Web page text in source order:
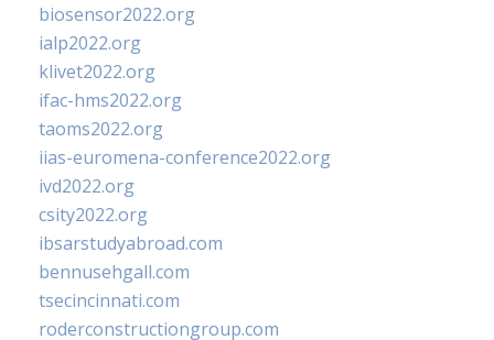
biosensor2022.org
ialp2022.org
klivet2022.org
ifac-hms2022.org
taoms2022.org
iias-euromena-conference2022.org
ivd2022.org
csity2022.org
ibsarstudyabroad.com
bennusehgall.com
tsecincinnati.com
roderconstructiongroup.com